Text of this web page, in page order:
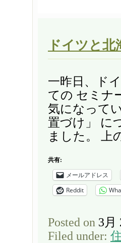
ドイツと
一昨日、ド
ての セミナ
気になって
置づけ」 に
ました。 上
共有:
メールアドレス
Reddit
Posted on 3月
Filed under: